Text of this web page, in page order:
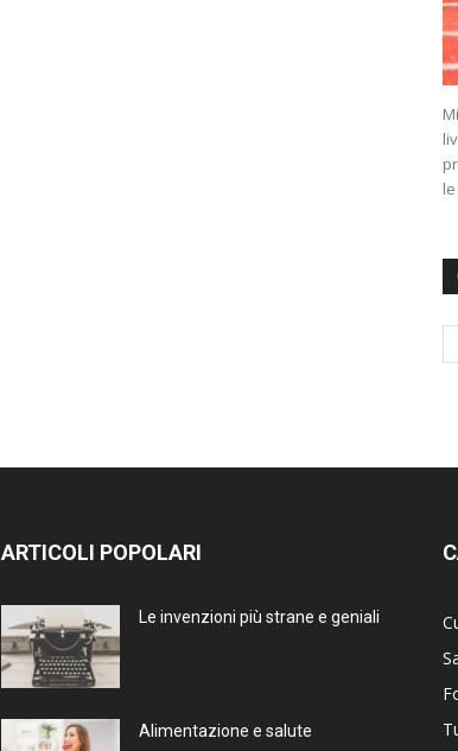
ARTICOLI POPOLARI
Le invenzioni più strane e geniali
Alimentazione e salute